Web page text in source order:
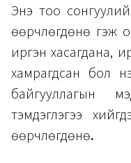
Энэ тоо
өөрчлөгдөнө гэж
иргэн хасагдана,
хамрагдсан бол
байгууллагын
тэмдэглэгээ
өөрчлөгдөнө.